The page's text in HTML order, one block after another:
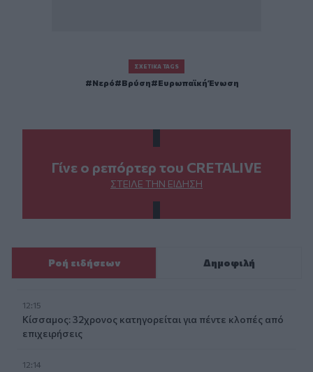
ΣΧΕΤΙΚΆ TAGS
Νερό Βρύση Ευρωπαϊκή Ένωση
Γίνε ο ρεπόρτερ του CRETALIVE
ΣΤΕΊΛΕ ΤΗΝ ΕΊΔΗΣΗ
Ροή ειδήσεων Δημοφιλή
12:15
Κίσσαμος: 32χρονος κατηγορείται για πέντε κλοπές από
επιχειρήσεις
12:14